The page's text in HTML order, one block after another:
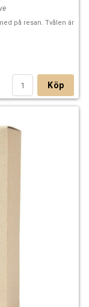
på resan. Tvålen är
Köp